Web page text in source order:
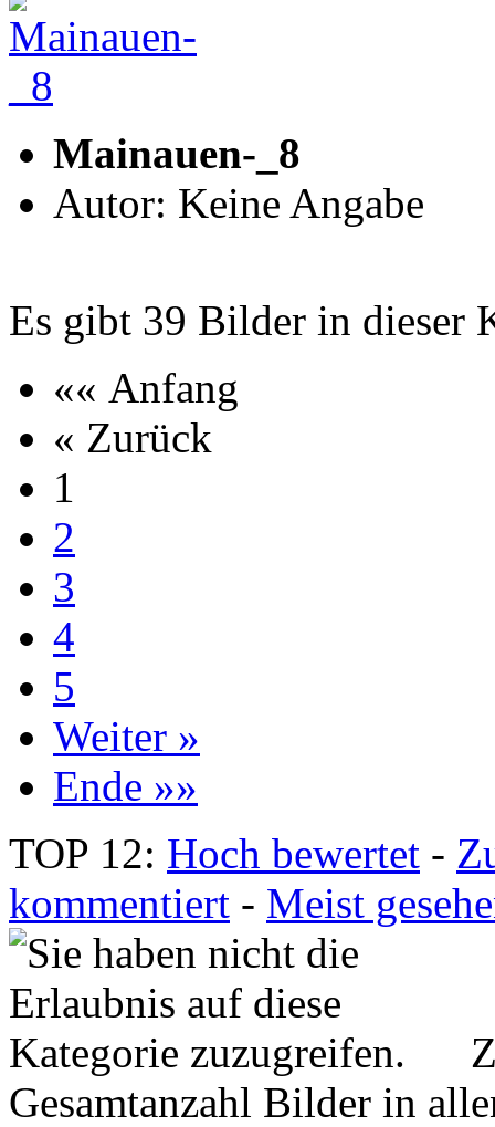
Mainauen-_8
Autor: Keine Angabe
Es gibt 39 Bilder in dieser
«« Anfang
« Zurück
1
2
3
4
5
Weiter »
Ende »»
TOP 12: Hoch bewertet -
kommentiert - Meist
Gesamtanzahl Bilder in